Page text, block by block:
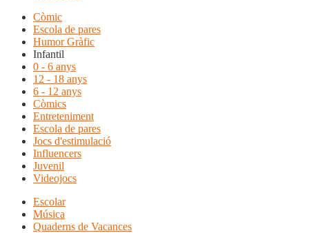
Còmic
Escola de pares
Humor Gràfic
Infantil
0 - 6 anys
12 - 18 anys
6 - 12 anys
Còmics
Entreteniment
Escola de pares
Jocs d'estimulació
Influencers
Juvenil
Videojocs
Escolar
Música
Quaderns de Vacances